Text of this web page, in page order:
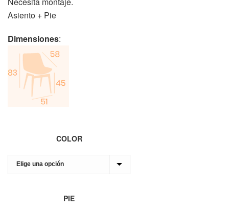
Asiento + Pie
Dimensiones:
COLOR
PIE